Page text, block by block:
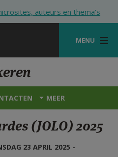
auteurs en thema's
MENU
MEER
(JOLO) 2025
23 APRIL 2025 -